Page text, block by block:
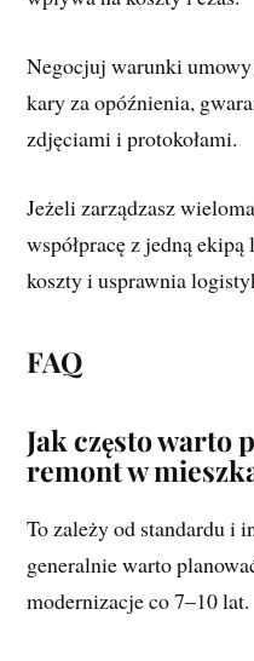
Negocjuj warunki
kary za opóźnienia,
zdjęciami i protokołami.
Jeżeli zarządzasz
współpracę z jedną
koszty i usprawnia
FAQ
Jak często warto
remont w
To zależy od standardu i
generalnie warto
modernizacje co 7–10 lat.